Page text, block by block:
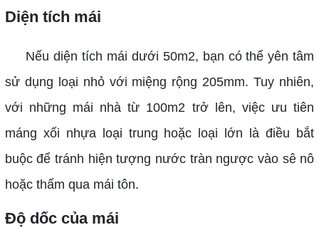
Diện tích mái
Nếu diện tích mái dưới 50m2, bạn có thể yên tâm
sử dụng loại nhỏ với miệng rộng 205mm. Tuy nhiên,
với những mái nhà từ 100m2 trở lên, việc ưu tiên
máng xối nhựa loại trung hoặc loại lớn là điều bắt
buộc để tránh hiện tượng nước tràn ngược vào sê nô
hoặc thấm qua mái tôn.
Độ dốc của mái